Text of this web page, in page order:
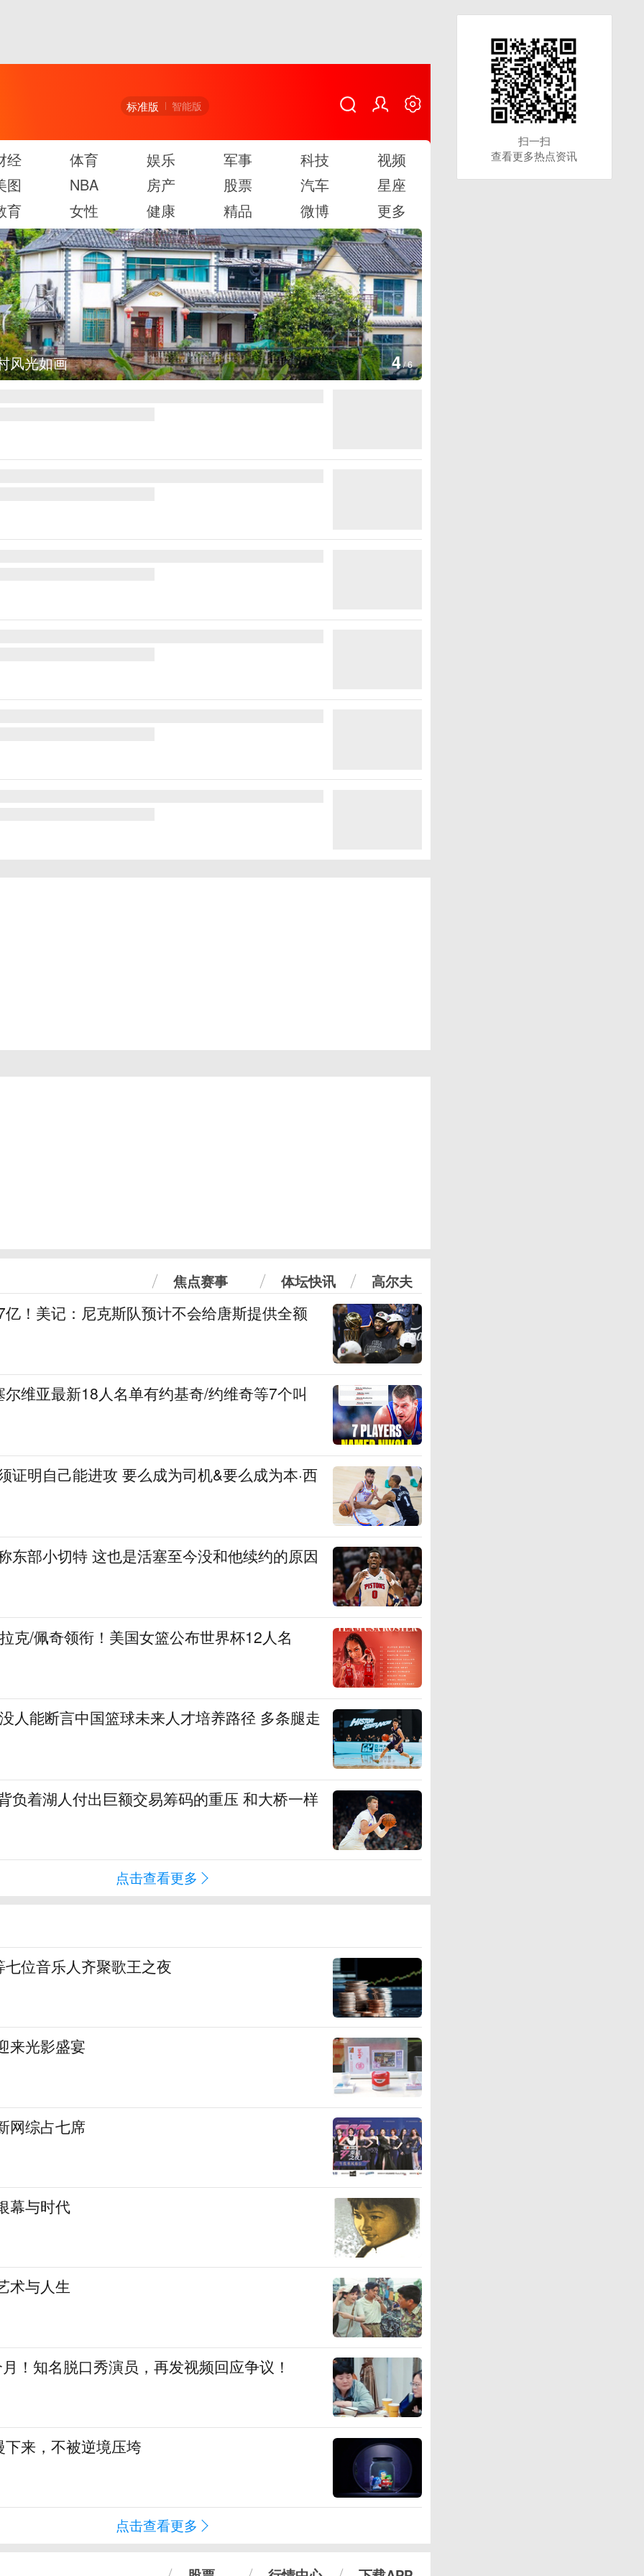
标准版 智能版
经 体育 娱乐 军事 科技
视频
图
NBA 房产 股票 汽车
星座
育
女性 健康 精品 微博 更多
风光如画 4/6
焦点赛事 体坛快讯 高尔夫
！美记：尼克斯队预计不会给唐斯提供全额
维亚最新18人名单有约基奇/约维奇等7个叫
证明自己能进攻 要么成为司机&要么成为本·西
东部小切特 这也是活塞至今没和他续约的原因
克/佩奇领衔！美国女篮公布世界杯12人名
人能断言中国篮球未来人才培养路径 多条腿走
负着湖人付出巨额交易筹码的重压 和大桥一样
点击查看更多
位音乐人齐聚歌王之夜
来光影盛宴
网综占七席
幕与时代
术与人生
！知名脱口秀演员，再发视频回应争议！
来，不被逆境压垮
点击查看更多
扫一扫
查看更多热点资讯
扫一扫
查看更多热点资讯